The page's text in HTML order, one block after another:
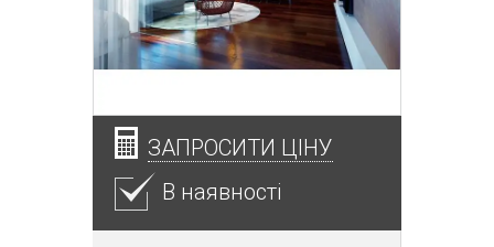
ЗАПРОСИТИ ЦІНУ
В наявності